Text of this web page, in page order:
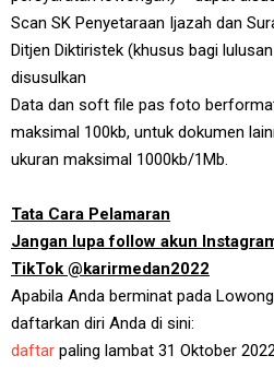
Scan SK Penyetaraan Ijazah dan
Ditjen Diktiristek (khusus bagi
disusulkan
Data dan soft file pas foto
maksimal 100kb, untuk dokumen
ukuran maksimal 1000kb/1Mb.
Tata Cara Pelamaran
Jangan lupa follow akun
TikTok @karirmedan2022
Apabila Anda berminat pada
daftarkan diri Anda di sini:
daftar paling lambat 31 Oktober